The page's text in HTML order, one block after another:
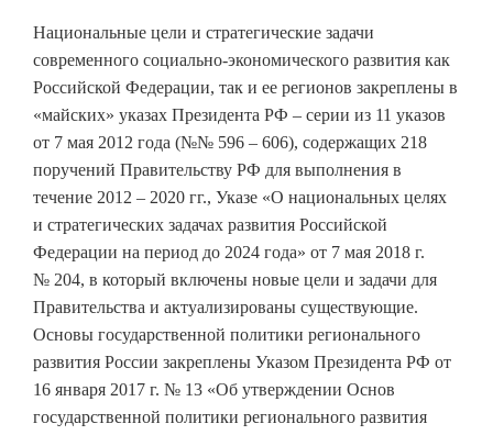
Национальные цели и стратегические задачи
современного социально-экономического развития как
Российской Федерации, так и ее регионов закреплены в
«майских» указах Президента РФ – серии из 11 указов
от 7 мая 2012 года (№№ 596 – 606), содержащих 218
поручений Правительству РФ для выполнения в
течение 2012 – 2020 гг., Указе «О национальных целях
и стратегических задачах развития Российской
Федерации на период до 2024 года» от 7 мая 2018 г.
№ 204, в который включены новые цели и задачи для
Правительства и актуализированы существующие.
Основы государственной политики регионального
развития России закреплены Указом Президента РФ от
16 января 2017 г. № 13 «Об утверждении Основ
государственной политики регионального развития